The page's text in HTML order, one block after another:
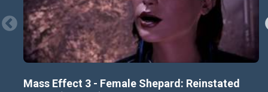
Mass Effect 3 - Female Shepard: Reinstated